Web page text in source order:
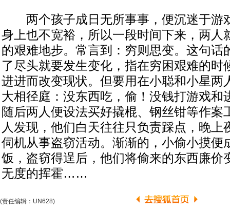
两个孩子成日无所事事，便沉迷于游
身上也不宽裕，所以一段时间下来，两人
的艰难地步。常言到：穷则思变。这句话
了尽头就要发生变化，指在穷困艰难的时
进进而改变现状。但要用在小聪和小星两
大相径庭：没东西吃，偷！没钱打游戏和
随后两人便设法买好撬棍、钢丝钳等作案
人发现，他们白天往往只负责踩点，晚上
伺机从事盗窃活动。渐渐的，小偷小摸便
饭，盗窃得逞后，他们将偷来的东西廉价
无度的挥霍……
(责任编辑：UN628)